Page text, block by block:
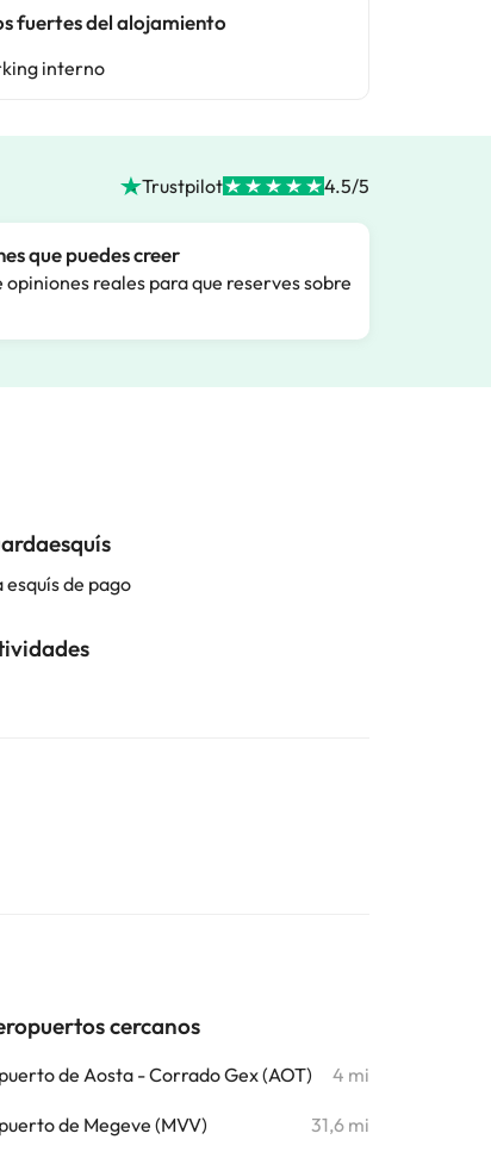
fuertes del alojamiento
interno
Trustpilot 4.5/5
que puedes creer
opiniones reales para que reserves sobre
esquís de pago
cercanos
de Aosta - Corrado Gex (AOT) 4 mi
de Megeve (MVV) 31,6 mi